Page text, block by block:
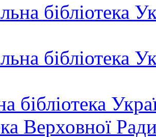
бібліотека
бібліотека
бібліотека
Верховної